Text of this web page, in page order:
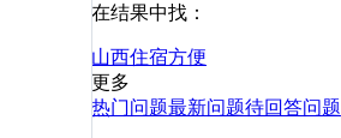
在结果中找：
山西住宿方便
更多
热门问题最新问题待回答问题